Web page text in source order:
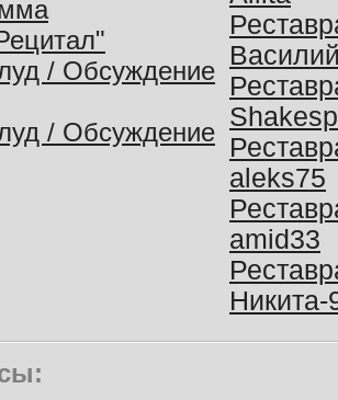
/ Обсуждение
/ Обсуждение
aleks75
amid33
Никита-